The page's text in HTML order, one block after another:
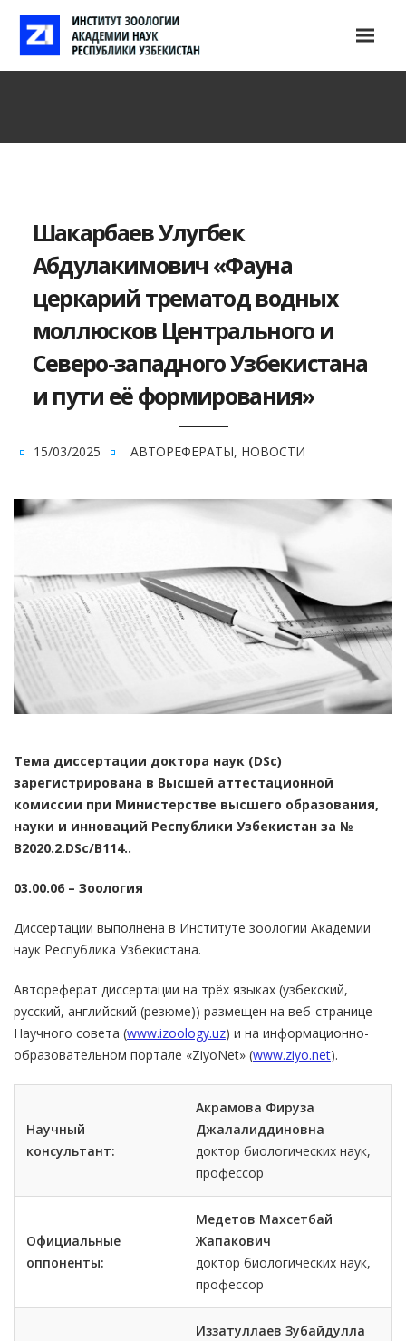
Шакарбаев Улугбек
Абдулакимович «Фауна
церкарий трематод водных
моллюсков Центрального и
Северо-западного Узбекистана
и пути её формирования»
15/03/2025 АВТОРЕФЕРАТЫ, НОВОСТИ
Тема диссертации доктора наук (DSc)
зарегистрирована в Высшей аттестaционной
комиссии при Министерстве высшего образования,
науки и инноваций Республики Узбекистан за №
B2020.2.DSc/B114..
03.00.06 – Зоология
Диссертации выполнена в Институте зоологии Академии
наук Республика Узбекистана.
Автореферат диссертации на трёх языках (узбекский,
русский, английский (резюме)) размещен на веб-странице
Научного совета (www.izoology.uz) и на информационно-
образовательном портале «ZiyoNet» (www.ziyo.net).
Научный
консультант:
Акрамова Фируза
Джалалиддиновна
доктор биологических наук,
профессор
Официальные
оппоненты:
Медетов Махсетбай
Жапакович
доктор биологических наук,
профессор
Иззатуллаев Зубайдулла